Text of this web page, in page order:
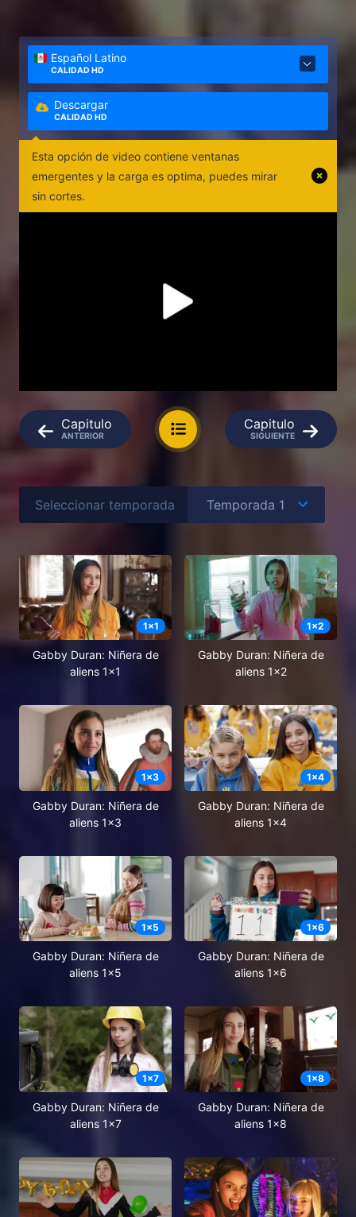
Español Latino
CALIDAD HD
Descargar
CALIDAD HD
Esta opción de video contiene ventanas
emergentes y la carga es optima, puedes mirar
sin cortes.
Capitulo
ANTERIOR
Capitulo
SIGUIENTE
Seleccionar temporada
1x1
Gabby Duran: Niñera de
aliens 1x1
1x2
Gabby Duran: Niñera de
aliens 1x2
1x3
Gabby Duran: Niñera de
aliens 1x3
1x4
Gabby Duran: Niñera de
aliens 1x4
1x5
Gabby Duran: Niñera de
aliens 1x5
1x6
Gabby Duran: Niñera de
aliens 1x6
1x7
Gabby Duran: Niñera de
aliens 1x7
1x8
Gabby Duran: Niñera de
aliens 1x8